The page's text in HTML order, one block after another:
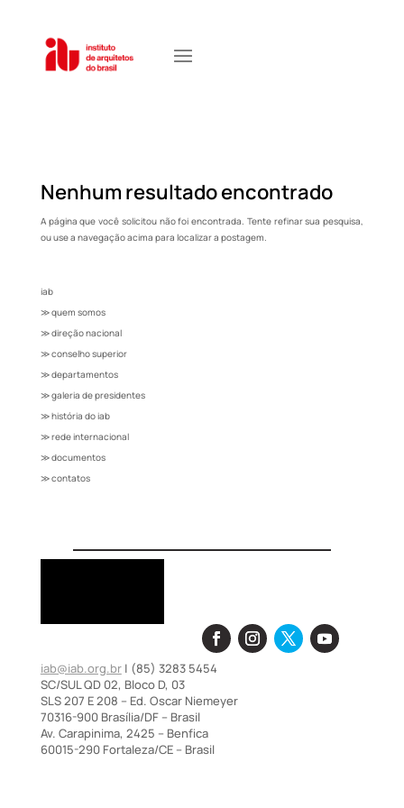
Nenhum resultado encontrado
A página que você solicitou não foi encontrada. Tente refinar sua pesquisa,
ou use a navegação acima para localizar a postagem.
iab
≫ quem somos
≫ direção nacional
≫ conselho superior
≫ departamentos
≫ galeria de presidentes
≫ história do iab
≫ rede internacional
≫ documentos
≫ contatos
iab@iab.org.br| (85) 3283 5454
SC/SUL QD 02, Bloco D, 03
SLS 207 E 208 – Ed. Oscar Niemeyer
70316-900 Brasília/DF – Brasil
Av. Carapinima, 2425 – Benfica
60015-290 Fortaleza/CE – Brasil